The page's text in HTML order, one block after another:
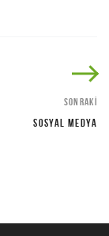
SONRAKI
SOSYAL MEDYA